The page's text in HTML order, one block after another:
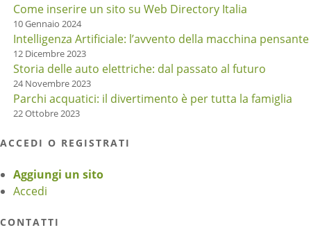
Come inserire un sito su Web Directory Italia
10 Gennaio 2024
Intelligenza Artificiale: l’avvento della macchina pensante
12 Dicembre 2023
Storia delle auto elettriche: dal passato al futuro
24 Novembre 2023
Parchi acquatici: il divertimento è per tutta la famiglia
22 Ottobre 2023
ACCEDI O REGISTRATI
Aggiungi un sito
Accedi
CONTATTI